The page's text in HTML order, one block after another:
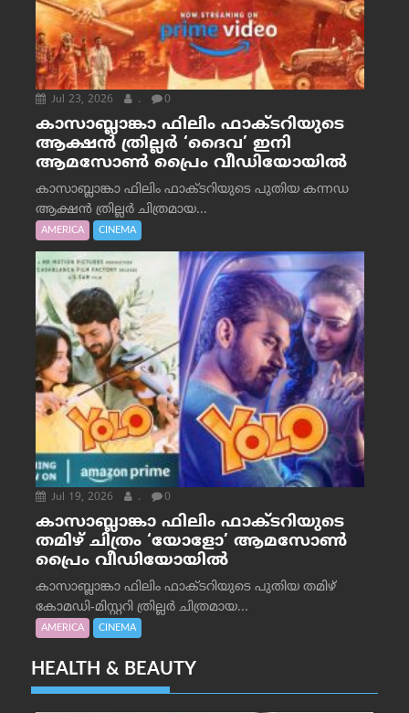
Jul 23, 2026 . 0
കാസാബ്ലാങ്കാ ഫിലിം ഫാക്ടറിയുടെ
ആക്ഷൻ ത്രില്ലർ ‘ദൈവ’ ഇനി
ആമസോൺ പ്രൈം വീഡിയോയിൽ
കാസാബ്ലാങ്കാ ഫിലിം ഫാക്ടറിയുടെ പുതിയ കന്നഡ
ആക്ഷൻ ത്രില്ലർ ചിത്രമായ...
AMERICA CINEMA
Jul 19, 2026 . 0
കാസാബ്ലാങ്കാ ഫിലിം ഫാക്ടറിയുടെ
തമിഴ് ചിത്രം ‘യോളോ’ ആമസോൺ
പ്രൈം വീഡിയോയിൽ
കാസാബ്ലാങ്കാ ഫിലിം ഫാക്ടറിയുടെ പുതിയ തമിഴ്
കോമഡി-മിസ്റ്ററി ത്രില്ലർ ചിത്രമായ...
AMERICA CINEMA
HEALTH & BEAUTY